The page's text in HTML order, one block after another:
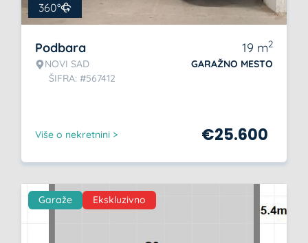
360°
Podbara
NOVI SAD
ŠIFRA: #567412
19 m2
GARAŽNO MESTO
Više o nekretnini > €25.600
Garaže Ekskluzivno